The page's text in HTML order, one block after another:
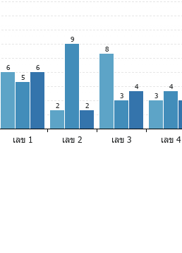
6
5
6
2
9
2
8
3
4
3
4
เลข 1 เลข 2 เลข 3 เลข 4